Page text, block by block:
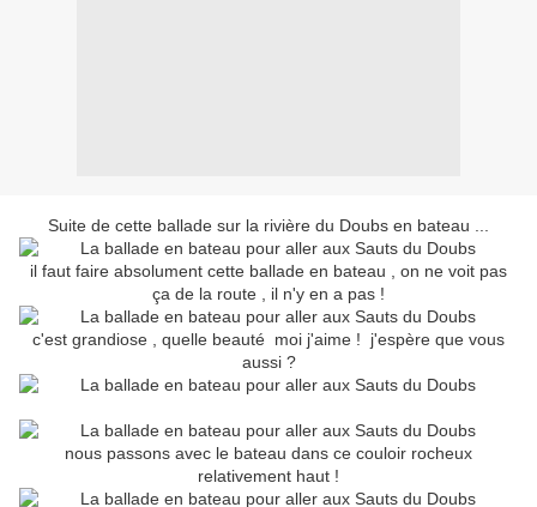
Suite de cette ballade sur la rivière du Doubs en bateau ...
il faut faire absolument cette ballade en bateau , on ne voit pas
ça de la route , il n'y en a pas !
c'est grandiose , quelle beauté moi j'aime ! j'espère que vous
aussi ?
nous passons avec le bateau dans ce couloir rocheux
relativement haut !